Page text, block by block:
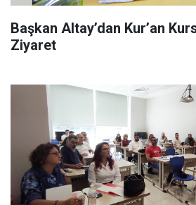
Başkan Altay’dan Kur’an
Ziyaret